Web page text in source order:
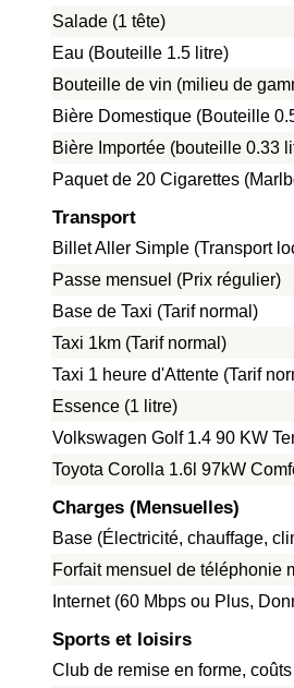
Salade (1 tête)
Eau (Bouteille 1.5 litre)
Bouteille de vin (milieu de
Bière Domestique (Bouteille
Bière Importée (bouteille 0.33
Paquet de 20 Cigarettes
Transport
Billet Aller Simple (Transport
Passe mensuel (Prix régulier)
Base de Taxi (Tarif normal)
Taxi 1km (Tarif normal)
Taxi 1 heure d'Attente (Tarif
Essence (1 litre)
Volkswagen Golf 1.4 90 KW
Toyota Corolla 1.6l 97kW
Charges (Mensuelles)
Base (Électricité, chauffage,
Forfait mensuel de téléphonie
Internet (60 Mbps ou Plus,
Sports et loisirs
Club de remise en forme,